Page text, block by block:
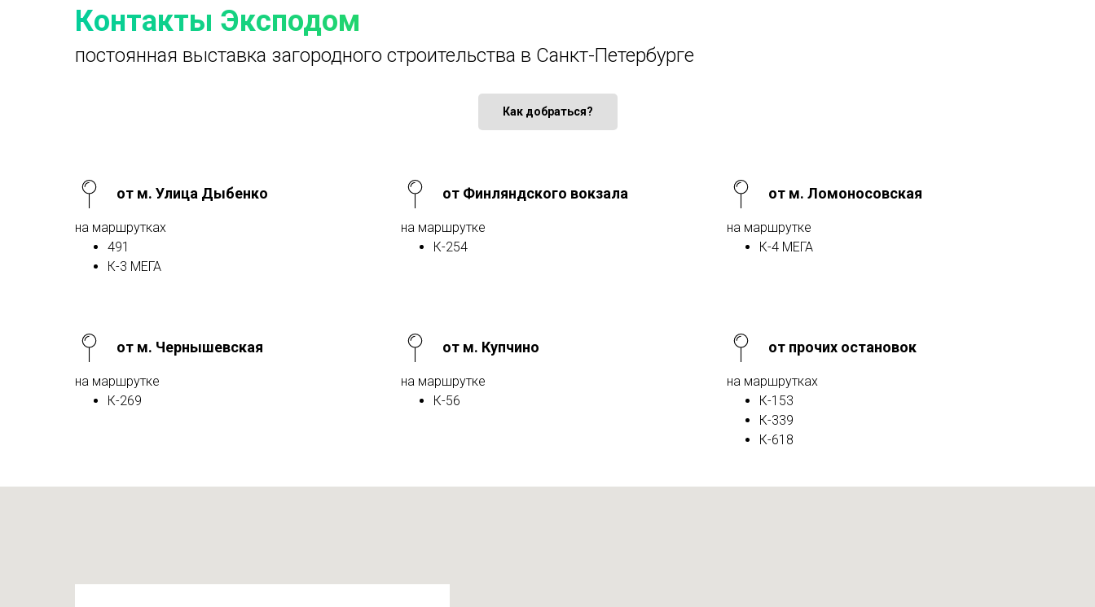
Контакты Эксподом
постоянная выставка загородного строительства в Санкт-Петербурге
Как добраться?
от м. Улица Дыбенко
на маршрутках
491
К-3 МЕГА
от Финляндского вокзала
на маршрутке
К-254
от м. Ломоносовская
на маршрутке
К-4 МЕГА
от м. Чернышевская
на маршрутке
К-269
от м. Купчино
на маршрутке
К-56
от прочих остановок
на маршрутках
К-153
К-339
К-618